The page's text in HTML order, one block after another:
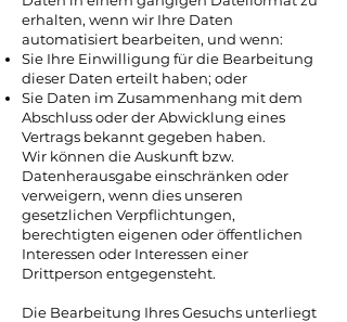
erhalten, wenn wir Ihre Daten
automatisiert bearbeiten, und wenn:
Sie Ihre Einwilligung für die Bearbeitung
dieser Daten erteilt haben; oder
Sie Daten im Zusammenhang mit dem
Abschluss oder der Abwicklung eines
Vertrags bekannt gegeben haben.
Wir können die Auskunft bzw.
Datenherausgabe einschränken oder
verweigern, wenn dies unseren
gesetzlichen Verpflichtungen,
berechtigten eigenen oder öffentlichen
Interessen oder Interessen einer
Drittperson entgegensteht.
Die Bearbeitung Ihres Gesuchs unterliegt